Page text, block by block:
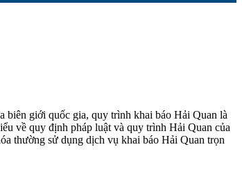
biên giới quốc gia, quy trình khai báo Hải Quan là
về quy định pháp luật và quy trình Hải Quan của
thường sử dụng dịch vụ khai báo Hải Quan trọn